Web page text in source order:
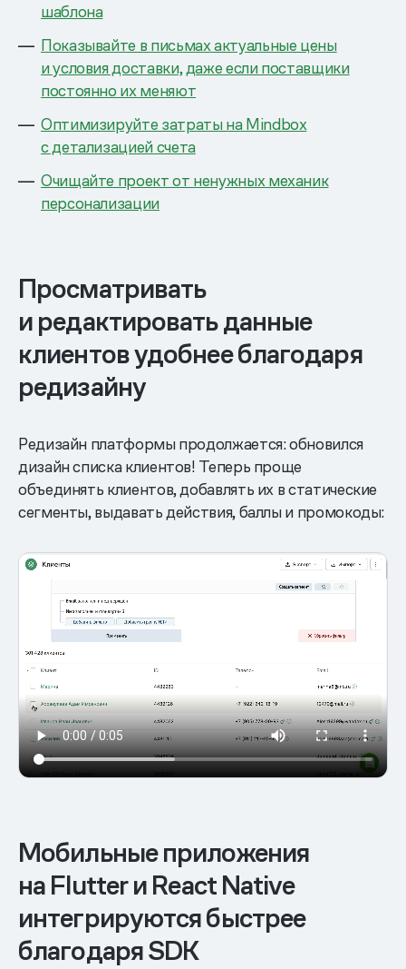
шаблона
Показывайте в письмах актуальные цены
и условия доставки, даже если поставщики
постоянно их меняют
Оптимизируйте затраты на Mindbox
с детализацией счета
Очищайте проект от ненужных механик
персонализации
Просматривать
и редактировать данные
клиентов удобнее благодаря
редизайну
Редизайн платформы продолжается: обновился
дизайн списка клиентов! Теперь проще
объединять клиентов, добавлять их в статические
сегменты, выдавать действия, баллы и промокоды:
Мобильные приложения
на Flutter и React Native
интегрируются быстрее
благодаря SDK